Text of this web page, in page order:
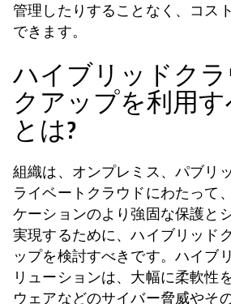
管理したりすることなく、コス
できます。
ハイブリッドク
クアップを利用
とは?
組織は、オンプレミス、パブリ
ライベートクラウドにわたって
ケーションのより強固な保護と
実現するために、ハイブリッド
ップを検討すべきです。ハイブ
リューションは、大幅に柔軟性
ウェアなどのサイバー脅威やそ